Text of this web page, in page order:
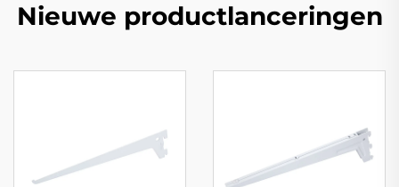
Nieuwe productlanceringen